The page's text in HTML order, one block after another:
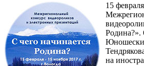
15
Родина?».
на